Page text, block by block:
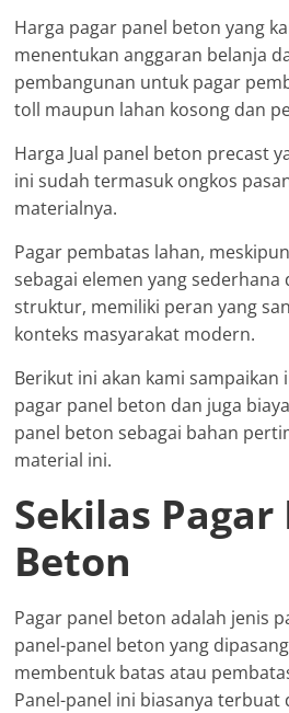
Harga pagar panel beton yang
menentukan anggaran belanja
pembangunan untuk pagar
toll maupun lahan kosong dan
Harga Jual panel beton precast
ini sudah termasuk ongkos
materialnya.
Pagar pembatas lahan,
sebagai elemen yang sederhana
struktur, memiliki peran yang
konteks masyarakat modern.
Berikut ini akan kami
pagar panel beton dan juga
panel beton sebagai bahan
material ini.
Sekilas Pagar
Beton
Pagar panel beton adalah jenis
panel-panel beton yang
membentuk batas atau
Panel-panel ini biasanya